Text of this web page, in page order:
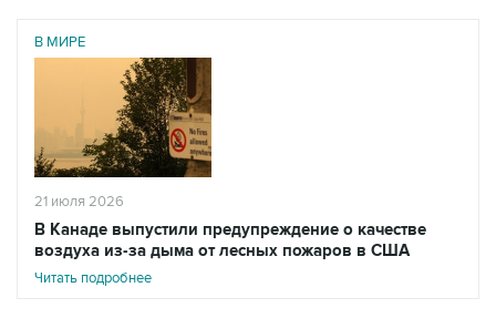
В МИРЕ
21 июля 2026
В Канаде выпустили предупреждение о качестве
воздуха из-за дыма от лесных пожаров в США
Читать подробнее